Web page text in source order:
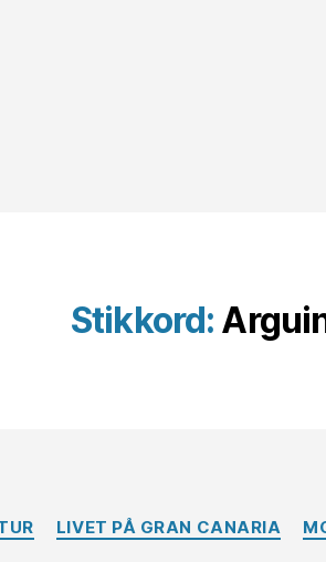
Stikkord:
LIVET PÅ GRAN CANARIA